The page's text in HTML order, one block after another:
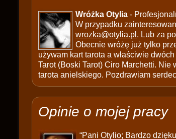
Wróżka Otylia -
W przypadku
wrozka@otylia.pl . Lub za
Obecnie wróżę już tylko
używam kart tarota a właściwie
Tarot (Boski Tarot) Ciro Marchetti.
tarota anielskiego. Pozdrawiam
Opinie o mojej pracy
“Pani Otylio; Bardzo